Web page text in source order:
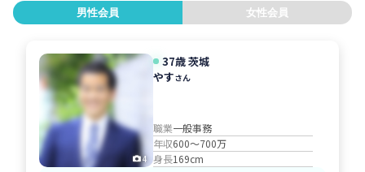
男性会員 女性会員
4
37歳 茨城
やすさん
職業一般事務
年収600～700万
身長169cm